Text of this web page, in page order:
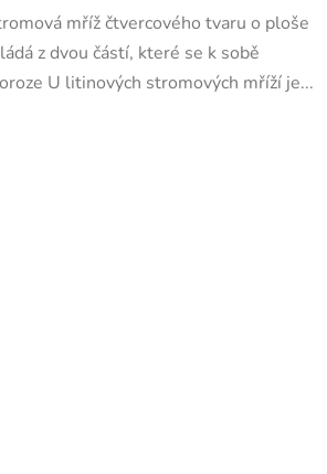
mříž čtvercového tvaru o ploše
z dvou částí, které se k sobě
U litinových stromových mříží je...